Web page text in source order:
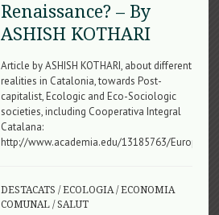
Renaissance? – By
ASHISH KOTHARI
Article by ASHISH KOTHARI, about different
realities in Catalonia, towards Post-
capitalist, Ecologic and Eco-Sociologic
societies, including Cooperativa Integral
Catalana:
http://www.academia.edu/13185763/
DESTACATS /ECOLOGIA/ECONOMIA
COMUNAL/SALUT